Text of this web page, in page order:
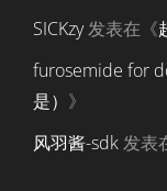
SICKzy发表在《
furosemide for
是） 》
风羽酱-sdk发表